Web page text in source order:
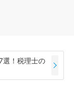
選！税理士の